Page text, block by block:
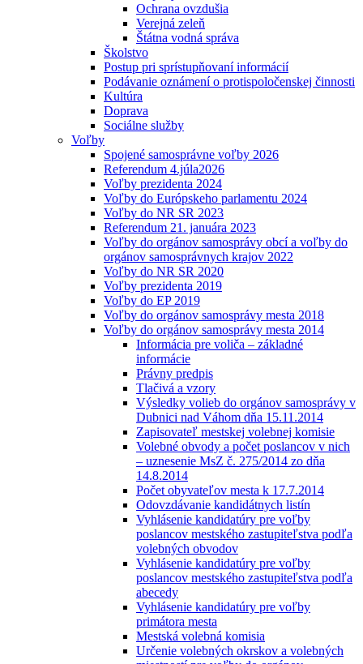
Ochrana ovzdušia
Verejná zeleň
Štátna vodná správa
Školstvo
Postup pri sprístupňovaní informácií
Podávanie oznámení o protispoločenskej činnosti
Kultúra
Doprava
Sociálne služby
Voľby
Spojené samosprávne voľby 2026
Referendum 4.júla2026
Voľby prezidenta 2024
Voľby do Európskeho parlamentu 2024
Voľby do NR SR 2023
Referendum 21. januára 2023
Voľby do orgánov samosprávy obcí a voľby do
orgánov samosprávnych krajov 2022
Voľby do NR SR 2020
Voľby prezidenta 2019
Voľby do EP 2019
Voľby do orgánov samosprávy mesta 2018
Voľby do orgánov samosprávy mesta 2014
Informácia pre voliča – základné
informácie
Právny predpis
Tlačivá a vzory
Výsledky volieb do orgánov samosprávy v
Dubnici nad Váhom dňa 15.11.2014
Zapisovateľ mestskej volebnej komisie
Volebné obvody a počet poslancov v nich
– uznesenie MsZ č. 275/2014 zo dňa
14.8.2014
Počet obyvateľov mesta k 17.7.2014
Odovzdávanie kandidátnych listín
Vyhlásenie kandidatúry pre voľby
poslancov mestského zastupiteľstva podľa
volebných obvodov
Vyhlásenie kandidatúry pre voľby
poslancov mestského zastupiteľstva podľa
abecedy
Vyhlásenie kandidatúry pre voľby
primátora mesta
Mestská volebná komisia
Určenie volebných okrskov a volebných